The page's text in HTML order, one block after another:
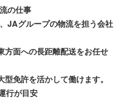
の仕事
JAグループの物流を担う会社
方面への長距離配送をお任せ
免許を活かして働けます。
行が目安